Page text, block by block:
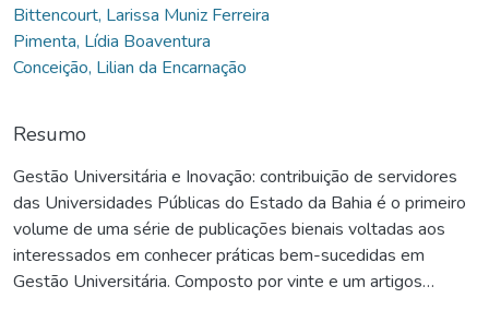
Bittencourt, Larissa Muniz Ferreira
Pimenta, Lídia Boaventura
Conceição, Lilian da Encarnação
Resumo
Gestão Universitária e Inovação: contribuição de servidores
das Universidades Públicas do Estado da Bahia é o primeiro
volume de uma série de publicações bienais voltadas aos
interessados em conhecer práticas bem-sucedidas em
Gestão Universitária. Composto por vinte e um artigos